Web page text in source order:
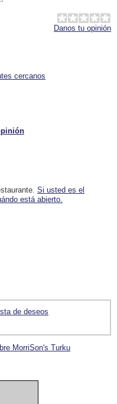
Danos tu opinión
cercanos
Si usted es el
está abierto.
de deseos
MorriSon's Turku